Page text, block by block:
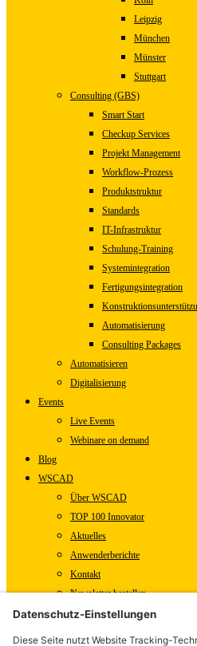
Leipzig
München
Münster
Stuttgart
Consulting (GBS)
Smart Start
Checkup Services
Projekt Management
Workflow-Prozess
Produktstruktur
Standards
IT-Infrastruktur
Schulung-Training
Systemintegration
Fertigungsintegration
Automatisierung
Consulting Packages
Automatisieren
Digitalisierung
Events
Live Events
Webinare on demand
Blog
WSCAD
Über WSCAD
TOP 100 Innovator
Aktuelles
Anwenderberichte
Kontakt
Newsletter bestellen
WSCAD Shop